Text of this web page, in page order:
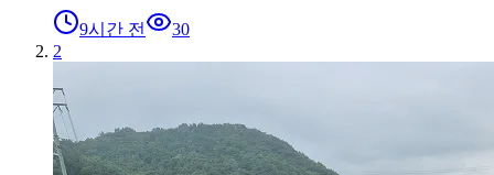
9시간 전
30
2